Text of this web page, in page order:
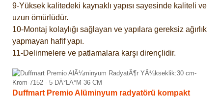
9-Yüksek kalitedeki kaynaklı yapısı sayesinde kaliteli ve
uzun ömürlüdür.
10-Montaj kolaylığı sağlayan ve yapılara gereksiz ağırlık
yapmayan hafif yapı.
11-Delinmelere ve patlamalara karşı dirençlidir.
Duffmart Premio Alüminyum radyatörü kompakt